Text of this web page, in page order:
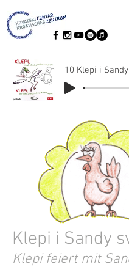
10 Klepi i
Klepi i Sandy
Klepi feiert mit